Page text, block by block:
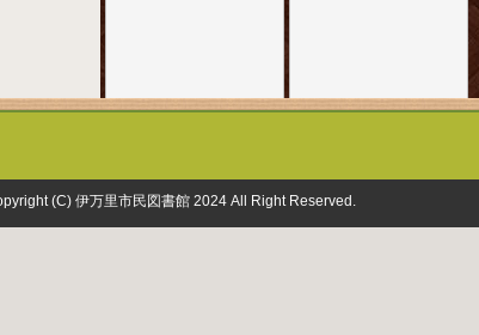
(C) 伊万里市民図書館 2024 All Right Reserved.